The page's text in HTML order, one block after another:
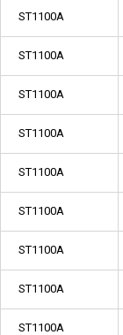
ST1100A
ST1100A
ST1100A
ST1100A
ST1100A
ST1100A
ST1100A
ST1100A
ST1100A